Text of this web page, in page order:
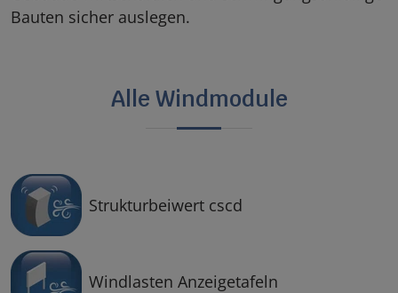
Bauten sicher auslegen.
Alle Windmodule
Strukturbeiwert cscd
Windlasten Anzeigetafeln